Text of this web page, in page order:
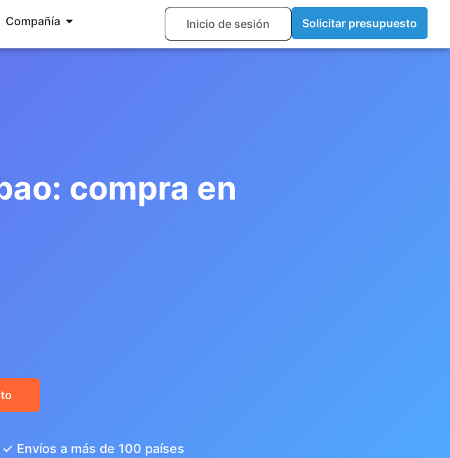
Compañía Abrir Company Inicio de sesión Solicitar presupuesto
compra en
Envíos a más de 100 países